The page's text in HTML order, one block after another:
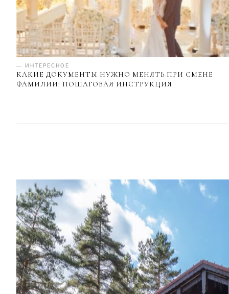
— ИНТЕРЕСНОЕ
КАКИЕ ДОКУМЕНТЫ НУЖНО МЕНЯТЬ ПРИ СМЕНЕ
ФАМИЛИИ: ПОШАГОВАЯ ИНСТРУКЦИЯ